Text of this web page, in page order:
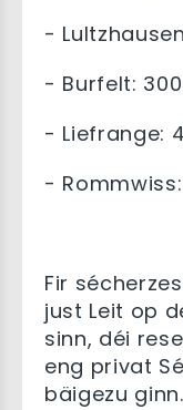
-
- Burfelt:
- Liefrange:
-
Fir
just Leit op
sinn, déi
eng privat
bäigezu ginn.